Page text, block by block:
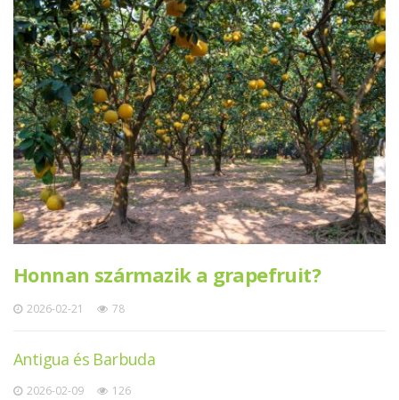
Honnan származik a grapefruit?
2026-02-21 78
Antigua és Barbuda
2026-02-09 126